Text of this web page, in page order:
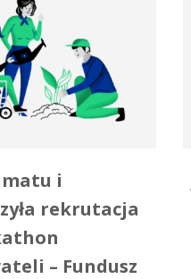
i
rekrutacja
– Fundusz